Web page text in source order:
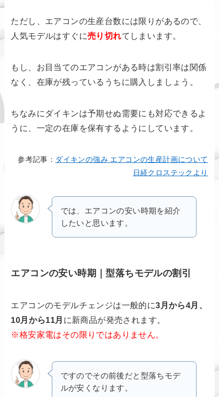
ただし、エアコンの生産台数には限りがあるので、
人気モデルはすぐに売り切れてしまいます。
もし、お目当てのエアコンがある時は割引率は関係
なく、在庫が残っているうちに購入しましょう。
ちなみにダイキンは予期せぬ需要にも対応できるよ
うに、一定の在庫を保有するようにしています。
参考記事： ダイキンの強み エアコンの生産計画について
日経クロステックより
では、エアコンの安い時期を紹介
したいと思います。
エアコンの安い時期｜型落ちモデルの割引
エアコンのモデルチェンジは一般的に3月から4月、
10月から11月 に新商品が発売されます。
※格安家電はその限りではありません。
ですのでその前後だと型落ちモデ
ルが安くなります。